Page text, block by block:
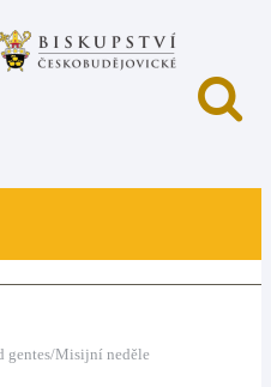
gentes/Misijní neděle